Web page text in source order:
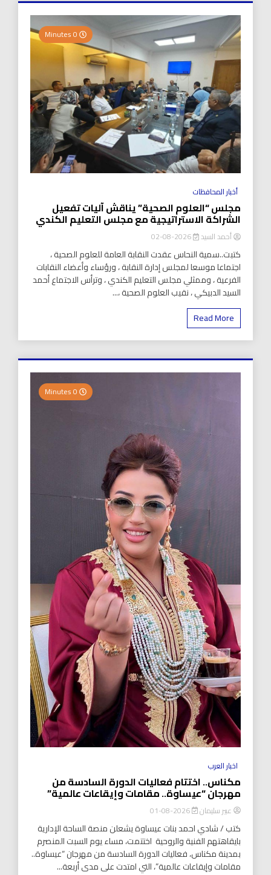
أخبار المحافظات
مجلس “العلوم الصحية” يناقش آليات تفعيل
الشراكة الاستراتيجية مع مجلس التعليم الكندي
أحمد السيد 2026-08-02
كتبت..سمية النحاس عقدت النقابة العامة للعلوم الصحية ،
اجتماعا موسعا لمجلس إدارة النقابة ، ورؤساء وأعضاء النقابات
الفرعية ، وممثلي مجلس التعليم الكندي ، وترأس الاجتماع أحمد
السيد الدبيكي ، نقيب العلوم الصحية ،...
Read More
اخبار العرب
مكناس.. اختتام فعاليات الدورة السادسة من
مهرجان “عيساوة.. مقامات وإيقاعات عالمية”
عبير سليمان 2026-08-01
كتب / شادي احمد بنات عيساوة يشعلن منصة الساحة الإدارية
بايقاهتهم الفنية والروحية اختتمت، مساء يوم السبت المنصرم
بمدينة مكناس، فعاليات الدورة السادسة من مهرجان “عيساوة..
مقامات وإيقاعات عالمية”، التي امتدت على مدى أربعة...